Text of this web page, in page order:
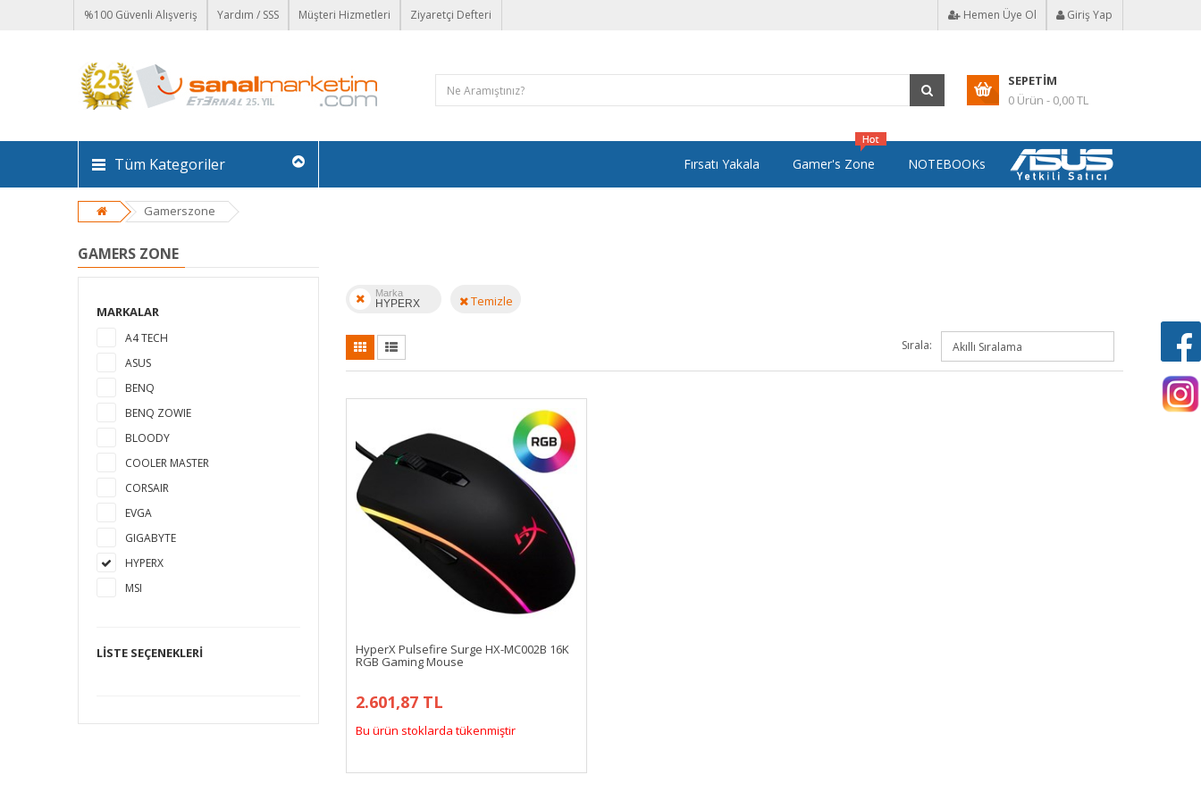
%100 Güvenli Alışveriş Yardım / SSS Müşteri Hizmetleri Ziyaretçi Defteri Hemen Üye Ol Giriş Yap
SEPETIM
0 Ürün - 0,00 TL
Tüm Kategoriler Fırsatı Yakala Gamer's Zone NOTEBOOKs
Gamerszone
GAMERS ZONE
MARKALAR
A4 TECH
ASUS
BENQ
BENQ ZOWIE
BLOODY
COOLER MASTER
CORSAIR
EVGA
GIGABYTE
HYPERX
MSI
STEELSERIES
LISTE SEÇENEKLERI
Marka
HYPERX Temizle
Sırala:
HyperX Pulsefire Surge HX-MC002B 16K
RGB Gaming Mouse
2.601,87 TL
Bu ürün stoklarda tükenmiştir